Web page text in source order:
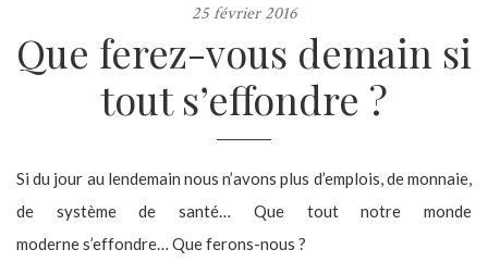
25 février 2016
Que ferez-vous demain si
tout s’effondre ?
Si du jour au lendemain nous n’avons plus d’emplois, de monnaie,
de système de santé… Que tout notre monde
moderne s’effondre… Que ferons-nous ?